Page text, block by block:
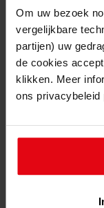
Om uw bezoek
vergelijkbare
partijen) uw
de cookies
klikken. Meer
ons privacybeleid